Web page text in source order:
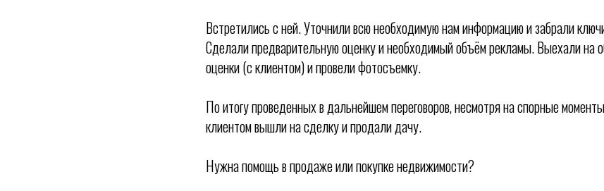
Встретились с ней. Уточнили всю необходимую нам информацию и забрали
Сделали предварительную оценку и необходимый объём рекламы. Выехали на
оценки (с клиентом) и провели фотосъемку.
По итогу проведенных в дальнейшем переговоров, несмотря на спорные
клиентом вышли на сделку и продали дачу.
Нужна помощь в продаже или покупке недвижимости?